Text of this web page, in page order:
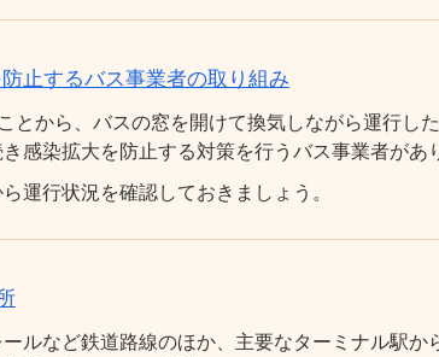
止するバス事業者の取り組み
とから、バスの窓を開けて換気しながら運行し
感染拡大を防止する対策を行うバス事業者があ
運行状況を確認しておきましょう。
ルなど鉄道路線のほか、主要なターミナル駅か